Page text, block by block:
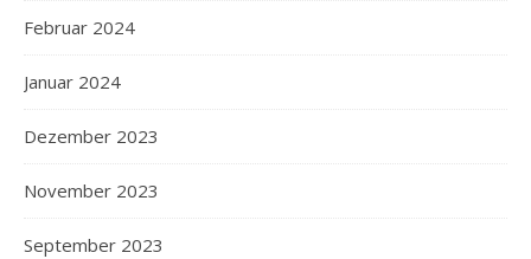
Februar 2024
Januar 2024
Dezember 2023
November 2023
September 2023